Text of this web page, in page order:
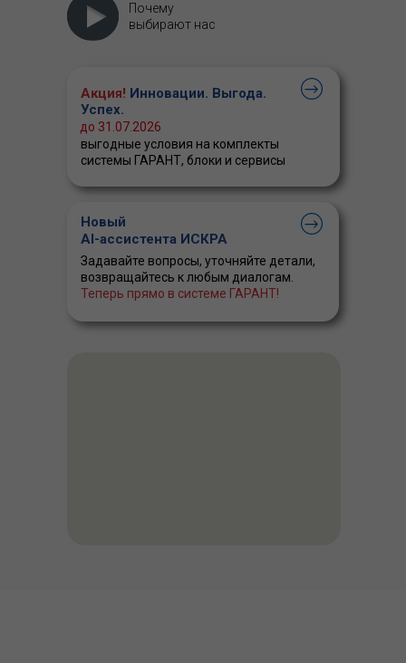
Почему
выбирают нас
Акция! Инновации. Выгода.
Успех.
выгодные условия на комплекты
системы ГАРАНТ, блоки и сервисы
до 31.07.2026
Новый
AI-ассистента ИСКРА
Задавайте вопросы, уточняйте детали,
возвращайтесь к любым диалогам.
Теперь прямо в системе ГАРАНТ!